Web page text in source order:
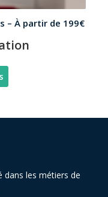
–À partir de 199€
dans les métiers de